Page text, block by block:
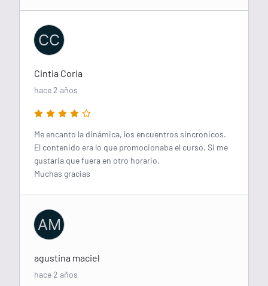
CC
Cintia Coria
hace 2 años
Me encanto la dinámica, los encuentros sincronicos.
El contenido era lo que promocionaba el curso. Si me
gustaria que fuera en otro horario.
Muchas gracias
AM
agustina maciel
hace 2 años